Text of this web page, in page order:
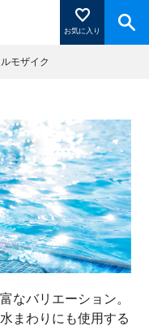
お気に入り
」を押すと登録した
モザイク
なバリエーション。
まわりにも使用する